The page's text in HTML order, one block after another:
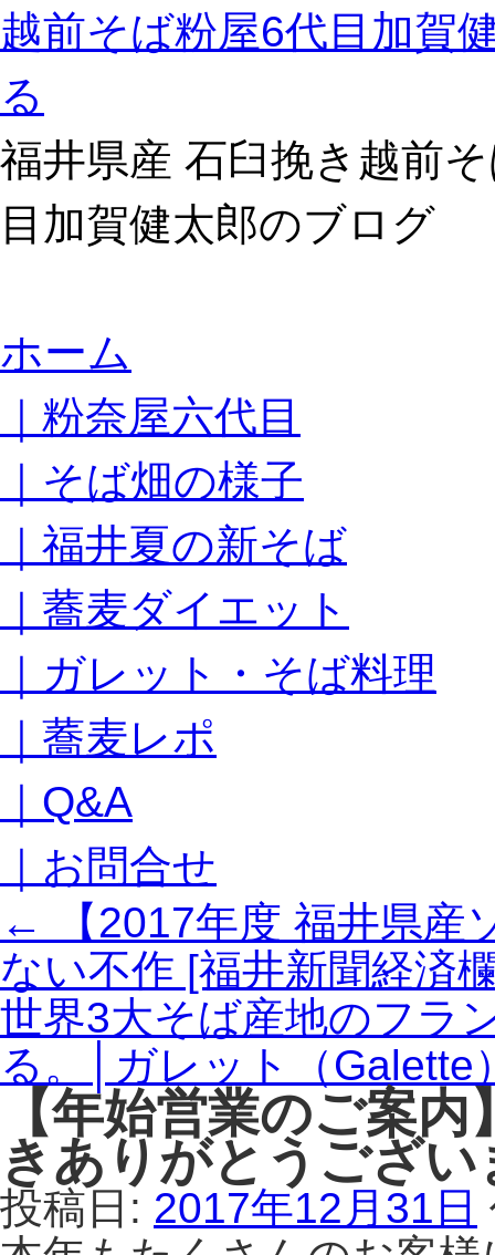
越前そば粉屋6代目加賀
る
福井県産 石臼挽き越前
目加賀健太郎のブログ
ン
ツ
プ
ホーム
｜粉奈屋六代目
｜そば畑の様子
｜福井夏の新そば
｜蕎麦ダイエット
｜ガレット・そば料理
｜蕎麦レポ
｜Q&A
｜お問合せ
←
【2017年度 福井県産
ない不作 [福井新聞経済
世界3大そば産地のフラ
る。│ガレット（
【年始営業のご案
きありがとうござい
投稿日: 2017年12月31日